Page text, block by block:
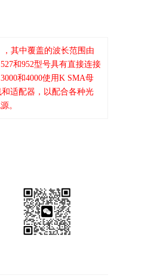
其中覆盖的波长范围由
和952型号具有直接连接
和4000使用K SMA母
适配器，以配合各种光
。